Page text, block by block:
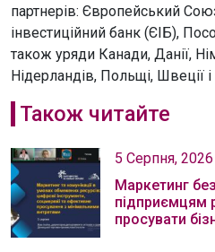
партнерів: Європейський
інвестиційний банк (ЄІБ),
також уряди Канади, Данії,
Нідерландів, Польщі, Швеції
Також читайте
5 Серпня, 2026
Маркетинг
підприємцям
просувати